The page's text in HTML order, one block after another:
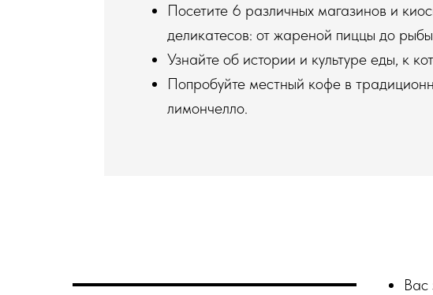
Посетите 6 различных магазинов и
деликатесов: от жареной пиццы до
Узнайте об истории и культуре еды, к
Попробуйте местный кофе в
лимончелло.
Вас